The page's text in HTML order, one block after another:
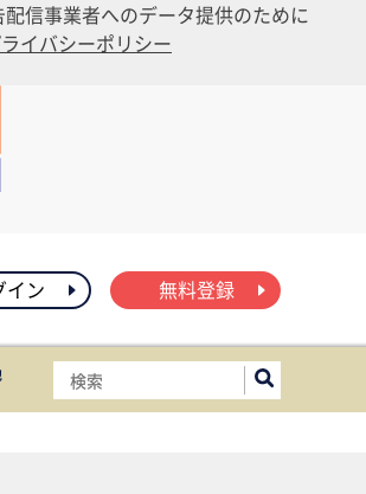
信事業者へのデータ提供のために
イバシーポリシー
イン 無料登録